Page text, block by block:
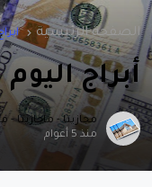
الصفحة الرئيسية
أبراج
مجازيتا - ماجازيتا -
منذ 5 أعوام